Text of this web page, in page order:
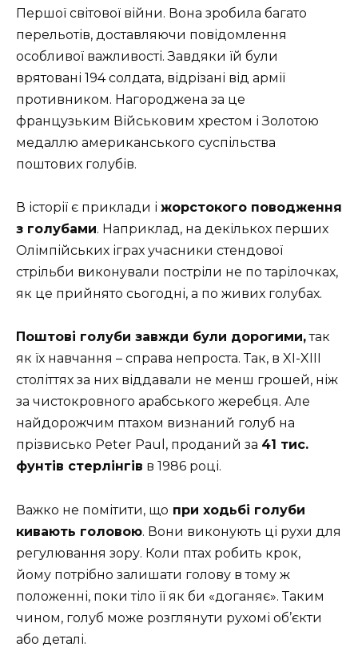
Першої світової війни. Вона зробила багато
перельотів, доставляючи повідомлення
особливої ​​важливості. Завдяки їй були
врятовані 194 солдата, відрізані від армії
противником. Нагороджена за це
французьким Військовим хрестом і Золотою
медаллю американського суспільства
поштових голубів.
В історії є приклади і жорстокого поводження
з голубами. Наприклад, на декількох перших
Олімпійських іграх учасники стендової
стрільби виконували постріли не по тарілочках,
як це прийнято сьогодні, а по живих голубах.
Поштові голуби завжди були дорогими,так
як їх навчання – справа непроста. Так, в XI-XIII
століттях за них віддавали не менш грошей, ніж
за чистокровного арабського жеребця. Але
найдорожчим птахом визнаний голуб на
прізвисько Peter Paul, проданий за 41 тис.
фунтів стерлінгів в 1986 році.
Важко не помітити, що при ходьбі голуби
кивають головою. Вони виконують ці рухи для
регулювання зору. Коли птах робить крок,
йому потрібно залишати голову в тому ж
положенні, поки тіло її як би «доганяє». Таким
чином, голуб може розглянути рухомі об’єкти
або деталі.